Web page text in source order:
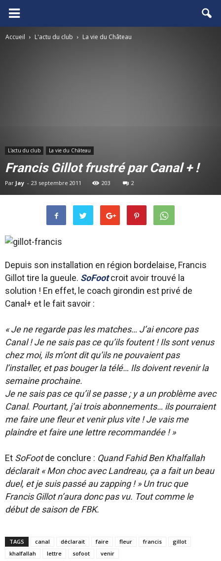
FCGB.net
Accueil L'actu du club La vie du Château
L'actu du club La vie du Château
Francis Gillot frustré par Canal + !
Par Jay - 23 septembre 2011 203 2
Depuis son installation en région bordelaise, Francis
Gillot tire la gueule. SoFootcroit avoir trouvé la
solution ! En effet, le coach girondin est privé de
Canal+ et le fait savoir :
« Je ne regarde pas les matches… J’ai encore pas
Canal ! Je ne sais pas ce qu’ils foutent ! Ils sont venus
chez moi, ils m’ont dit qu’ils ne pouvaient pas
l’installer, et pas bouger la télé… Ils doivent revenir la
semaine prochaine.
Je ne sais pas ce qu’il se passe ; y a un problème avec
Canal. Pourtant, j’ai trois abonnements… ils pourraient
me faire une fleur et venir plus vite ! Je vais me
plaindre et faire une lettre recommandée ! »
Et SoFootde conclure : Quand Fahid Ben Khalfallah
déclarait « Mon choc avec Landreau, ça a fait un beau
duel, et je suis passé au zapping ! » Un truc que
Francis Gillot n’aura donc pas vu. Tout comme le
début de saison de FBK.
TAGS canal déclarait faire fleur francis
gillot
khalfallah
lettre sofoot venir